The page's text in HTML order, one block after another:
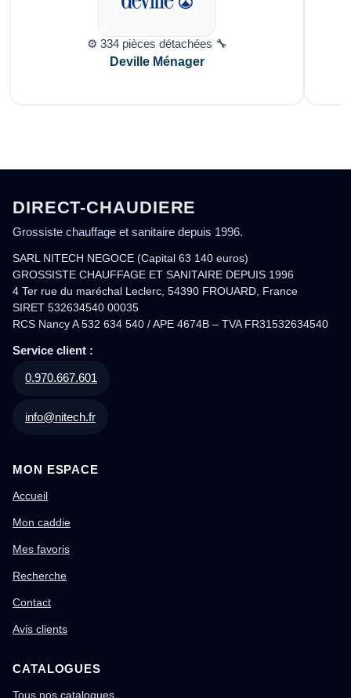
⚙️ 334 pièces détachées 🔧
Deville Ménager
DIRECT-CHAUDIERE
Grossiste chauffage et sanitaire depuis 1996.
SARL NITECH NEGOCE (Capital 63 140 euros)
GROSSISTE CHAUFFAGE ET SANITAIRE DEPUIS 1996
4 Ter rue du maréchal Leclerc, 54390 FROUARD, France
SIRET 532634540 00035
RCS Nancy A 532 634 540 / APE 4674B – TVA FR31532634540
Service client :
0.970.667.601
info@nitech.fr
MON ESPACE
Accueil
Mon caddie
Mes favoris
Recherche
Contact
Avis clients
CATALOGUES
Tous nos catalogues